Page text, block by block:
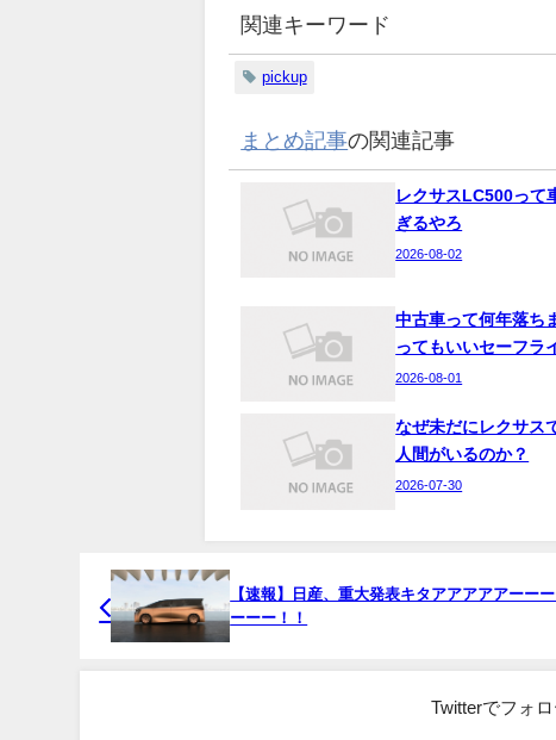
関連キーワード
pickup
まとめ記事の関連記事
レクサスLC500って
ぎるやろ
2026-08-02
中古車って何年落ち
ってもいいセーフラ
2026-08-01
なぜ未だにレクサス
人間がいるのか？
2026-07-30
【速報】日産、重大発表キタアアアアアーー
ーーー！！
Twitterでフォロ